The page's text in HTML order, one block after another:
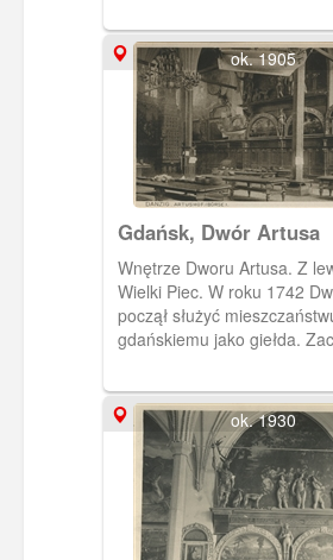
ok. 1905
Gdańsk, Dwór Artusa
Wnętrze Dworu Artusa. Z lewej strony
Wielki Piec. W roku 1742
począł służyć
gdańskiemu jako giełda.
gruzach.
ok. 1930